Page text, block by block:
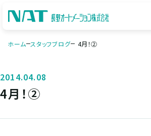
ホーム スタッフブログ 4月！②
2014.04.08
4月！②